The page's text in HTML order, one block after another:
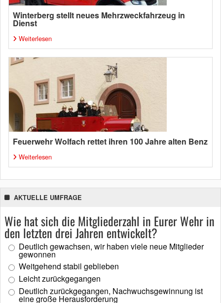
Winterberg stellt neues Mehrzweckfahrzeug in
Dienst
Weiterlesen
Feuerwehr Wolfach rettet ihren 100 Jahre alten Benz
Weiterlesen
AKTUELLE UMFRAGE
Wie hat sich die Mitgliederzahl in Eurer Wehr in
den letzten drei Jahren entwickelt?
Deutlich gewachsen, wir haben viele neue Mitglieder
gewonnen
Weitgehend stabil geblieben
Leicht zurückgegangen
Deutlich zurückgegangen, Nachwuchsgewinnung ist
eine große Herausforderung